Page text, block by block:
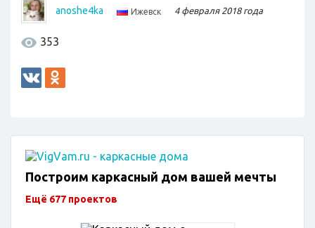
anoshe4ka Ижевск 4 февраля 2018 года
353
Построим каркасный дом вашей мечты
Ещё 677 проектов